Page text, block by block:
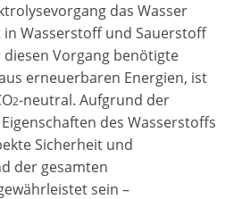
das Wasser
Wasserstoff und Sauerstoff
Vorgang benötigte
erneuerbaren Energien, ist
2-neutral. Aufgrund der
des Wasserstoffs
Sicherheit und
der gesamten
sein –